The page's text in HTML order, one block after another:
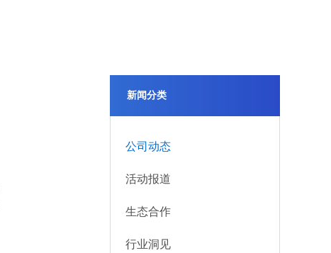
新闻分类
公司动态
活动报道
生态合作
行业洞见